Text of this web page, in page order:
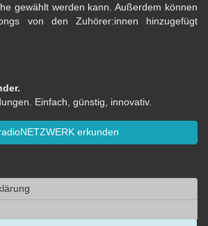
gewählt werden kann. Außerdem können
von den Zuhörer:innen hinzugefügt
Einfach, günstig, innovativ.
erkunden